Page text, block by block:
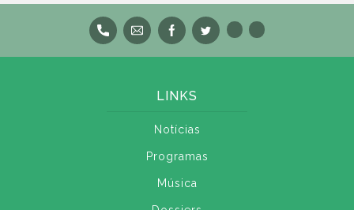
LINKS
Notícias
Programas
Música